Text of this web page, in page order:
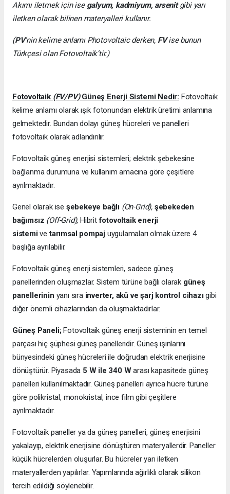
Akımı iletmek için ise galyum, kadmiyum, arsenitgibi yarı
iletken olarak bilinen materyalleri kullanır.
(PV’nin kelime anlamı Photovoltaic derken, FVise bunun
Türkçesi olan Fotovoltaik’tir.)
Fotovoltaik (FV/PV)Güneş Enerji Sistemi Nedir: Fotovoltaik
kelime anlamı olarak ışık fotonundan elektrik üretimi anlamına
gelmektedir. Bundan dolayı güneş hücreleri ve panelleri
fotovoltaik olarak adlandırılır.
Fotovoltaik güneş enerjisi sistemleri; elektrik şebekesine
bağlanma durumuna ve kullanım amacına göre çeşitlere
ayrılmaktadır.
Genel olarak ise şebekeye bağlı (On-Grid), şebekeden
bağımsız (Off-Grid), Hibritfotovoltaik enerji
sistemivetarımsal pompaj uygulamaları olmak üzere 4
başlığa ayrılabilir.
Fotovoltaik güneş enerji sistemleri, sadece güneş
panellerinden oluşmazlar. Sistem türüne bağlı olarak güneş
panellerinin yanı sıra inverter, akü ve şarj kontrol cihazıgibi
diğer önemli cihazlarından da oluşmaktadırlar.
Güneş Paneli;Fotovoltaik güneş enerji sisteminin en temel
parçası hiç şüphesi güneş panelleridir. Güneş ışınlarını
bünyesindeki güneş hücreleri ile doğrudan elektrik enerjisine
dönüştürür. Piyasada 5 W ile 340 Warası kapasitede güneş
panelleri kullanılmaktadır. Güneş panelleri ayrıca hücre türüne
göre polikristal, monokristal, ince film gibi çeşitlere
ayrılmaktadır.
Fotovoltaik paneller ya da güneş panelleri, güneş enerjisini
yakalayıp, elektrik enerjisine dönüştüren materyallerdir. Paneller
küçük hücrelerden oluşurlar. Bu hücreler yarı iletken
materyallerden yapılırlar. Yapımlarında ağırlıklı olarak silikon
tercih edildiği söylenebilir.